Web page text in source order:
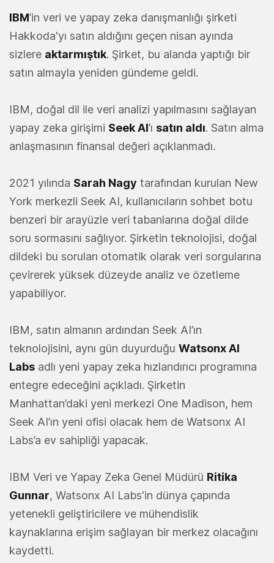
IBM’in veri ve yapay zeka danışmanlığı şirketi
Hakkoda'yı satın aldığını geçen nisan ayında
sizlere aktarmıştık. Şirket, bu alanda yaptığı bir
satın almayla yeniden gündeme geldi.
IBM, doğal dil ile veri analizi yapılmasını sağlayan
yapay zeka girişimi Seek AI’ı satın aldı. Satın alma
anlaşmasının finansal değeri açıklanmadı.
2021 yılında Sarah Nagy tarafından kurulan New
York merkezli Seek AI, kullanıcıların sohbet botu
benzeri bir arayüzle veri tabanlarına doğal dilde
soru sormasını sağlıyor. Şirketin teknolojisi, doğal
dildeki bu soruları otomatik olarak veri sorgularına
çevirerek yüksek düzeyde analiz ve özetleme
yapabiliyor.
IBM, satın almanın ardından Seek AI’ın
teknolojisini, aynı gün duyurduğu Watsonx AI
Labs adlı yeni yapay zeka hızlandırıcı programına
entegre edeceğini açıkladı. Şirketin
Manhattan’daki yeni merkezi One Madison, hem
Seek AI’ın yeni ofisi olacak hem de Watsonx AI
Labs’a ev sahipliği yapacak.
IBM Veri ve Yapay Zeka Genel Müdürü Ritika
Gunnar, Watsonx AI Labs'in dünya çapında
yetenekli geliştiricilere ve mühendislik
kaynaklarına erişim sağlayan bir merkez olacağını
kaydetti.